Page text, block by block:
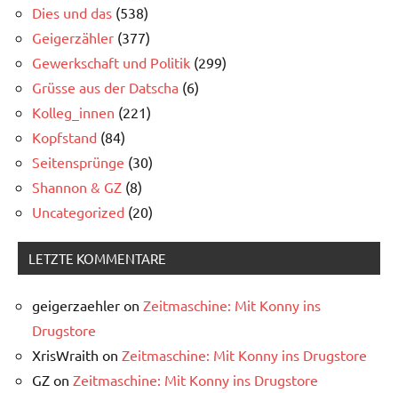
Dies und das (538)
Geigerzähler (377)
Gewerkschaft und Politik (299)
Grüsse aus der Datscha (6)
Kolleg_innen (221)
Kopfstand (84)
Seitensprünge (30)
Shannon & GZ (8)
Uncategorized (20)
LETZTE KOMMENTARE
geigerzaehler on Zeitmaschine: Mit Konny ins
Drugstore
XrisWraith on Zeitmaschine: Mit Konny ins Drugstore
GZ on Zeitmaschine: Mit Konny ins Drugstore